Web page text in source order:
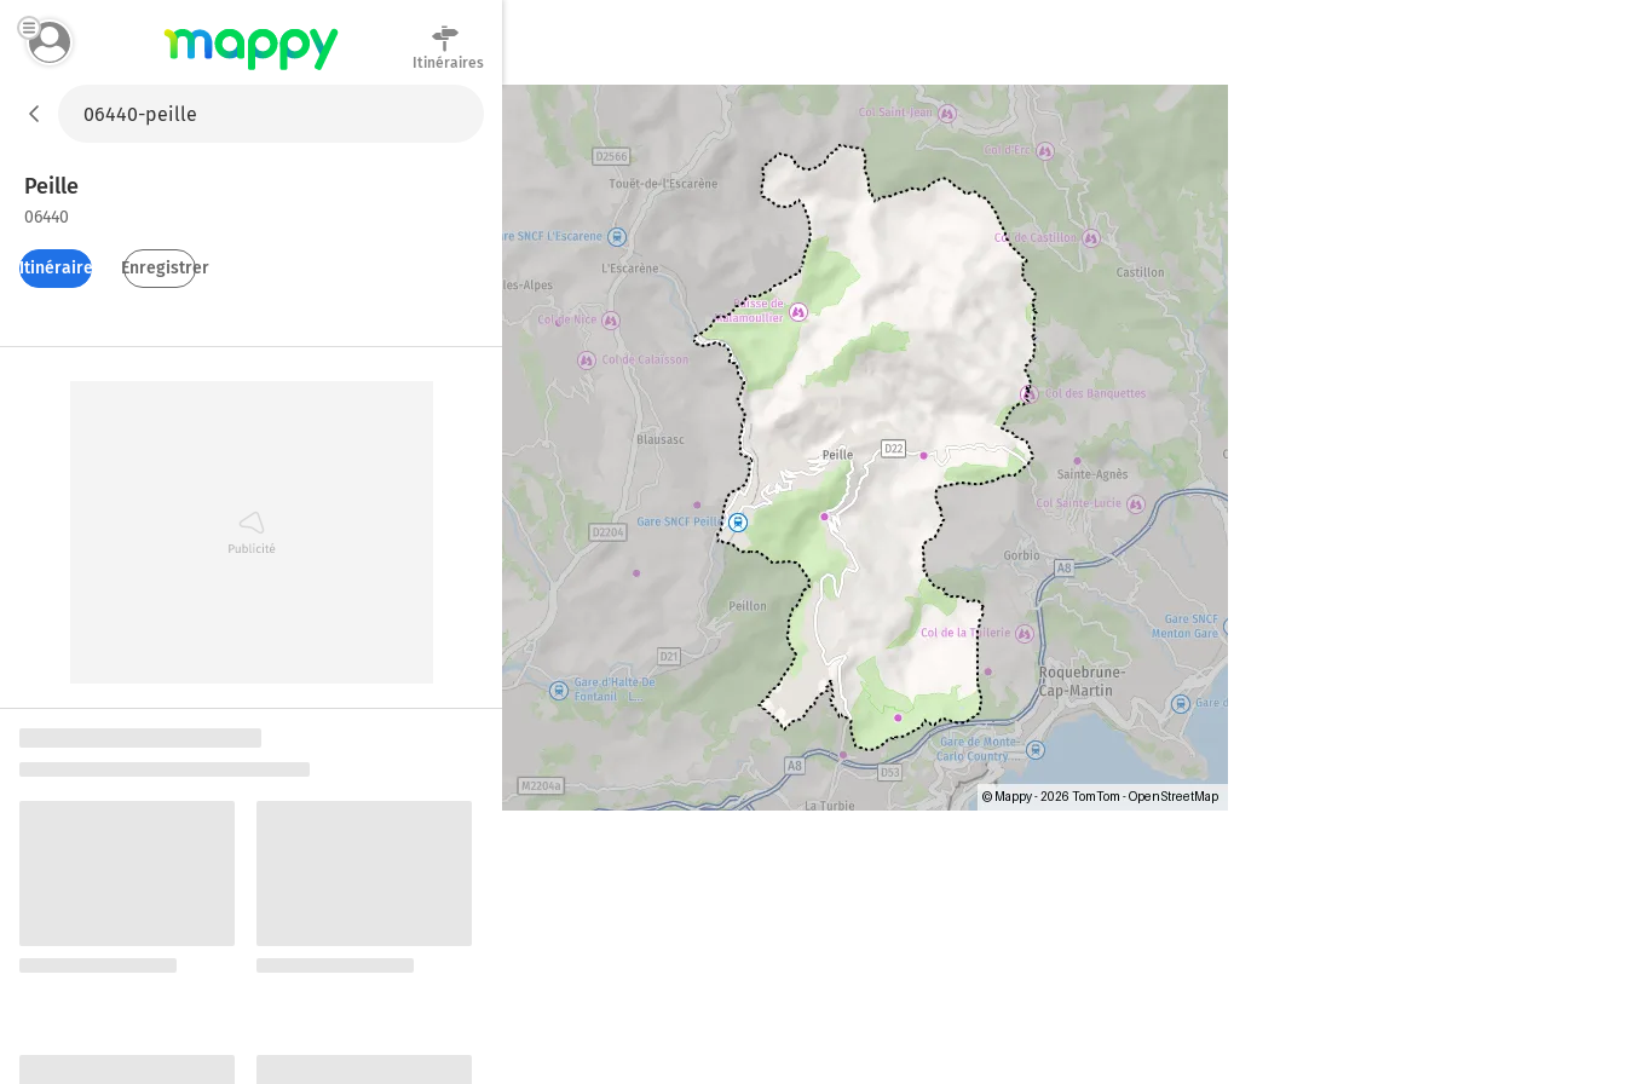
Itinéraires
Peille
06440
Itinéraires Enregistrer